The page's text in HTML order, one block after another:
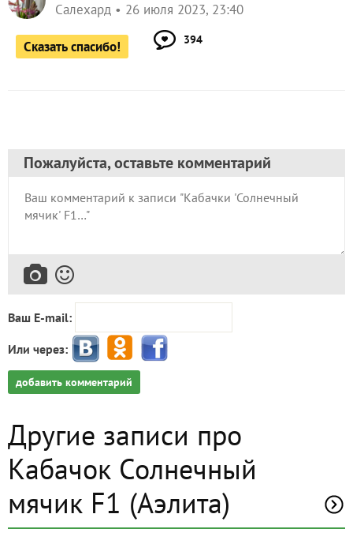
Салехард 26 июля 2023, 23:40
Сказать спасибо! 394
Пожалуйста, оставьте комментарий
Ваш E-mail:
Или через:
добавить комментарий
Другие записи про
Кабачок Солнечный
мячик F1 (Аэлита)